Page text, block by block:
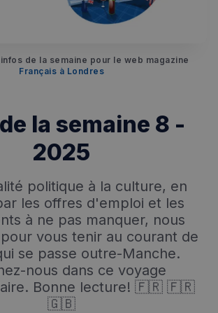
Français à Londres
la semaine 8 -
2025
politique à la culture, en
les offres d'emploi et les
à ne pas manquer, nous
vous tenir au courant de
se passe outre-Manche.
nous dans ce voyage
Bonne lecture! 🇫🇷 🇫🇷
🇬🇧